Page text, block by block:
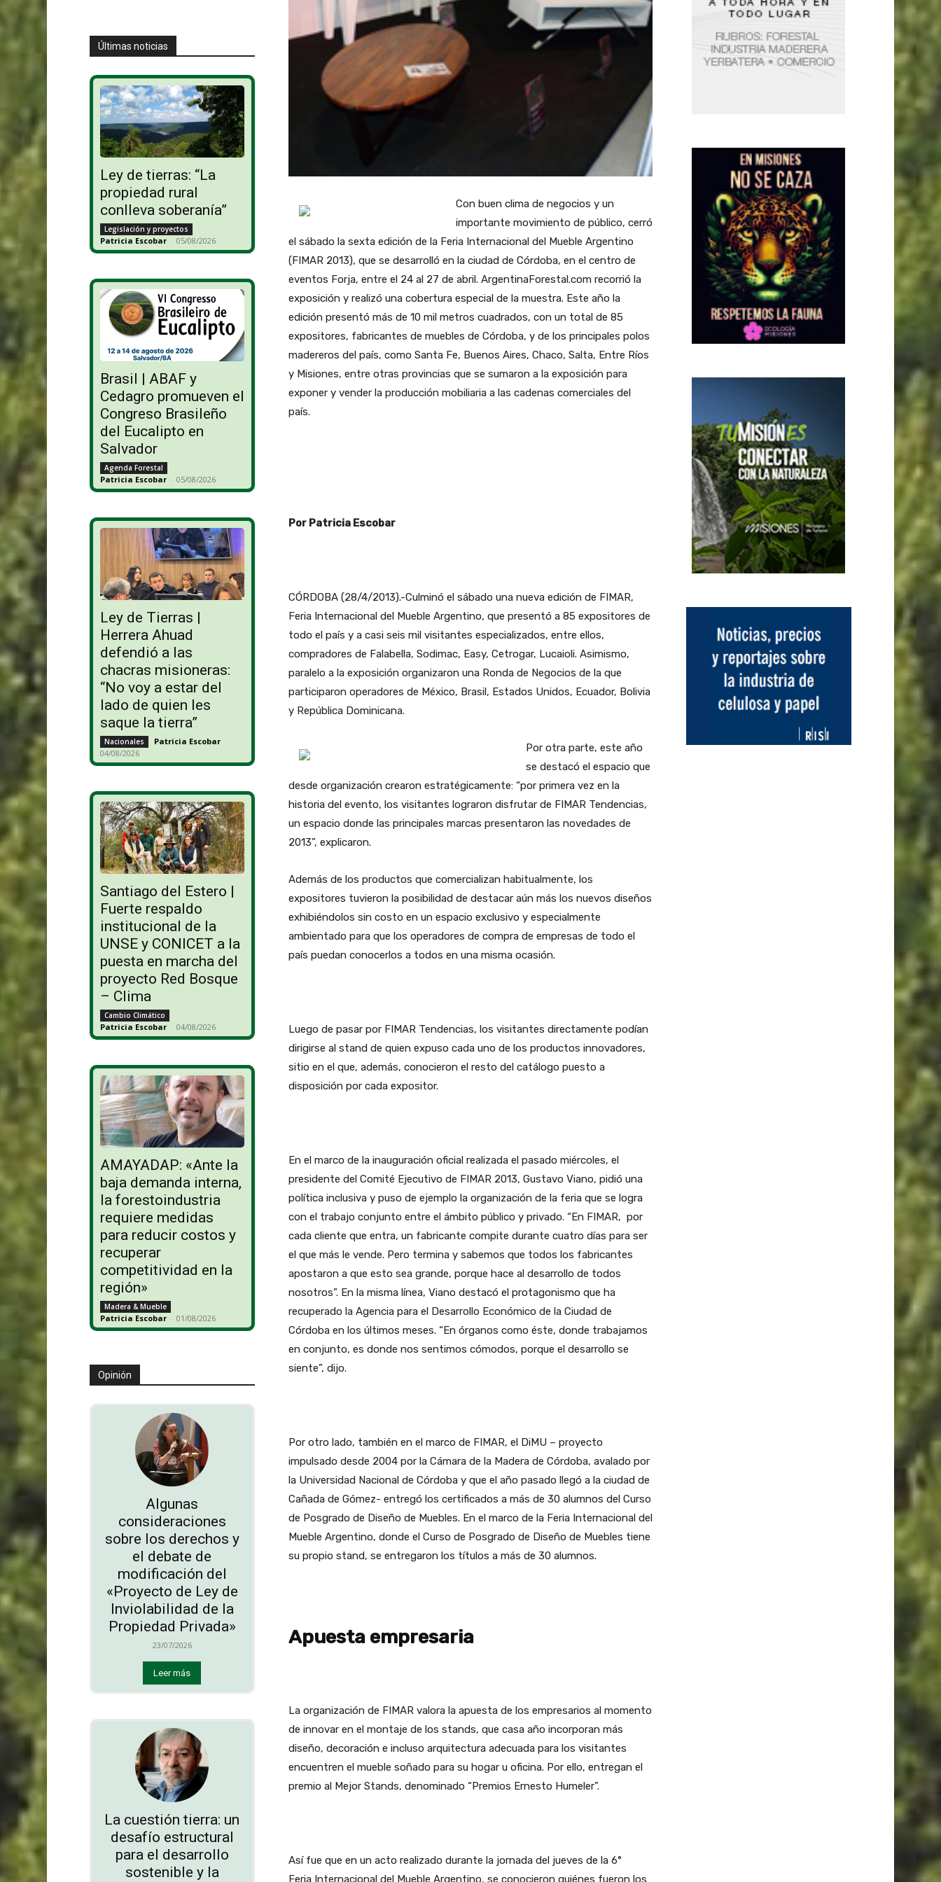
Últimas noticias
Ley de tierras: “La
propiedad rural
conlleva soberanía”
Legislación y proyectos
Patricia Escobar - 05/08/2026
Brasil | ABAF y
Cedagro promueven el
Congreso Brasileño
del Eucalipto en
Salvador
Agenda Forestal
Patricia Escobar - 05/08/2026
Ley de Tierras |
Herrera Ahuad
defendió a las
chacras misioneras:
“No voy a estar del
lado de quien les
saque la tierra”
Nacionales Patricia Escobar -
04/08/2026
Santiago del Estero |
Fuerte respaldo
institucional de la
UNSE y CONICET a la
puesta en marcha del
proyecto Red Bosque
– Clima
Cambio Climático
Patricia Escobar - 04/08/2026
AMAYADAP: «Ante la
baja demanda interna,
la forestoindustria
requiere medidas
para reducir costos y
recuperar
competitividad en la
región»
Madera & Mueble
Patricia Escobar - 01/08/2026
Opinión
Algunas
consideraciones
sobre los derechos y
el debate de
modificación del
«Proyecto de Ley de
Inviolabilidad de la
Propiedad Privada»
23/07/2026
Leer más
La cuestión tierra: un
desafío estructural
para el desarrollo
sostenible y la
Con buen clima de negocios y un
importante movimiento de público, cerró
el sábado la sexta edición de la Feria Internacional del Mueble Argentino
(FIMAR 2013), que se desarrolló en la ciudad de Córdoba, en el centro de
eventos Forja, entre el 24 al 27 de abril. ArgentinaForestal.com recorrió la
exposición y realizó una cobertura especial de la muestra. Este año la
edición presentó más de 10 mil metros cuadrados, con un total de 85
expositores, fabricantes de muebles de Córdoba, y de los principales polos
madereros del país, como Santa Fe, Buenos Aires, Chaco, Salta, Entre Ríos
y Misiones, entre otras provincias que se sumaron a la exposición para
exponer y vender la producción mobiliaria a las cadenas comerciales del
país.
Por Patricia Escobar
CÓRDOBA (28/4/2013).-Culminó el sábado una nueva edición de FIMAR,
Feria Internacional del Mueble Argentino, que presentó a 85 expositores de
todo el país y a casi seis mil visitantes especializados, entre ellos,
compradores de Falabella, Sodimac, Easy, Cetrogar, Lucaioli. Asimismo,
paralelo a la exposición organizaron una Ronda de Negocios de la que
participaron operadores de México, Brasil, Estados Unidos, Ecuador, Bolivia
y República Dominicana.
Por otra parte, este año
se destacó el espacio que
desde organización crearon estratégicamente: “por primera vez en la
historia del evento, los visitantes lograron disfrutar de FIMAR Tendencias,
un espacio donde las principales marcas presentaron las novedades de
2013”, explicaron.
Además de los productos que comercializan habitualmente, los
expositores tuvieron la posibilidad de destacar aún más los nuevos diseños
exhibiéndolos sin costo en un espacio exclusivo y especialmente
ambientado para que los operadores de compra de empresas de todo el
país puedan conocerlos a todos en una misma ocasión.
Luego de pasar por FIMAR Tendencias, los visitantes directamente podían
dirigirse al stand de quien expuso cada uno de los productos innovadores,
sitio en el que, además, conocieron el resto del catálogo puesto a
disposición por cada expositor.
En el marco de la inauguración oficial realizada el pasado miércoles, el
presidente del Comité Ejecutivo de FIMAR 2013, Gustavo Viano, pidió una
política inclusiva y puso de ejemplo la organización de la feria que se logra
con el trabajo conjunto entre el ámbito público y privado. “En FIMAR, por
cada cliente que entra, un fabricante compite durante cuatro días para ser
el que más le vende. Pero termina y sabemos que todos los fabricantes
apostaron a que esto sea grande, porque hace al desarrollo de todos
nosotros”. En la misma línea, Viano destacó el protagonismo que ha
recuperado la Agencia para el Desarrollo Económico de la Ciudad de
Córdoba en los últimos meses. “En órganos como éste, donde trabajamos
en conjunto, es donde nos sentimos cómodos, porque el desarrollo se
siente”, dijo.
Por otro lado, también en el marco de FIMAR, el DiMU – proyecto
impulsado desde 2004 por la Cámara de la Madera de Córdoba, avalado por
la Universidad Nacional de Córdoba y que el año pasado llegó a la ciudad de
Cañada de Gómez- entregó los certificados a más de 30 alumnos del Curso
de Posgrado de Diseño de Muebles. En el marco de la Feria Internacional del
Mueble Argentino, donde el Curso de Posgrado de Diseño de Muebles tiene
su propio stand, se entregaron los títulos a más de 30 alumnos.
Apuesta empresaria
La organización de FIMAR valora la apuesta de los empresarios al momento
de innovar en el montaje de los stands, que casa año incorporan más
diseño, decoración e incluso arquitectura adecuada para los visitantes
encuentren el mueble soñado para su hogar u oficina. Por ello, entregan el
premio al Mejor Stands, denominado “Premios Ernesto Humeler”.
Así fue que en un acto realizado durante la jornada del jueves de la 6°
Feria Internacional del Mueble Argentino, se conocieron quiénes fueron los